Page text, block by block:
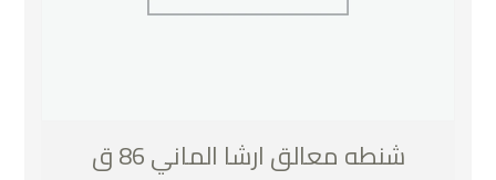
شنطه معالق ارشا الماني 86 ق